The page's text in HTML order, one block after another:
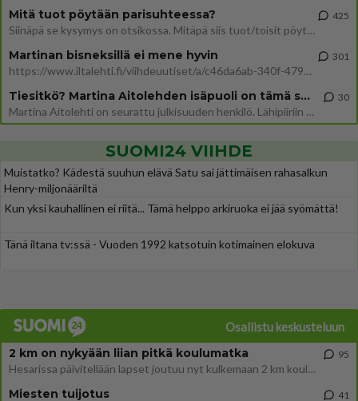
Mitä tuot pöytään parisuhteessa?
Siinäpä se kysymys on otsikossa. Mitäpä siis tuot/toisit pöytään parisuhteessa? Oletko mies vai nainen? Koetko sen mitä
425
Martinan bisneksillä ei mene hyvin
https://www.iltalehti.fi/viihdeuutiset/a/c46da6ab-340f-4790-aaa7-0865eed2336 Yrityksen konkurssihakemus on tullut kärä
301
Tiesitkö? Martina Aitolehden isäpuoli on tämä suosittu laulaja
Martina Aitolehti on seurattu julkisuuden henkilö. Lähipiiriin mahtuu muitakin tunnettuja henkilöitä. Tiesitkö, että Ma
30
SUOMI24 VIIHDE
Muistatko? Kädestä suuhun elävä Satu sai jättimäisen rahasalkun
Henry-miljonääriltä
Kun yksi kauhallinen ei riitä... Tämä helppo arkiruoka ei jää syömättä!
Tänä iltana tv:ssä - Vuoden 1992 katsotuin kotimainen elokuva
Osallistu keskusteluun
2 km on nykyään liian pitkä koulumatka
Hesarissa päivitellään lapset joutuu nyt kulkemaan 2 km kouluun jösses. Ruostefillarilla tuo matka menee vaikka miten äk
95
Miesten tuijotus 41